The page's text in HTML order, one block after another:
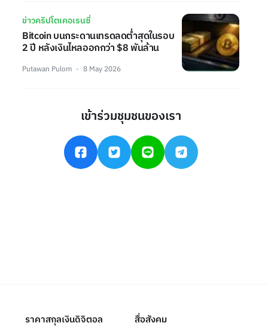
ข่าวคริปโตเคอเรนซี่
Bitcoin บนกระดานเทรดลดต่ำสุดในรอบ
2 ปี หลังเงินไหลออกกว่า $8 พันล้าน
Putawan Pulom 8 May 2026
เข้าร่วมชุมชนของเรา
ราคาสกุลเงินดิจิตอล สื่อสังคม